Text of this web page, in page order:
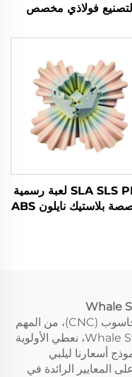
لتصنيع فولاذي مخصص
تصنيع النماذج الأولية
SLA SLS PLA لعبة رسمية
مخصصة بلاستيك نايلون ABS
عند مقارنة أسعار التصنيع باستخدام الحاسوب (CNC)، من المهم
فهم ما يأثر على التكلفة. في Whale Stone 3D، نعطي الأولوية
أسعارنا ليلبي
المعايير الرائدة في